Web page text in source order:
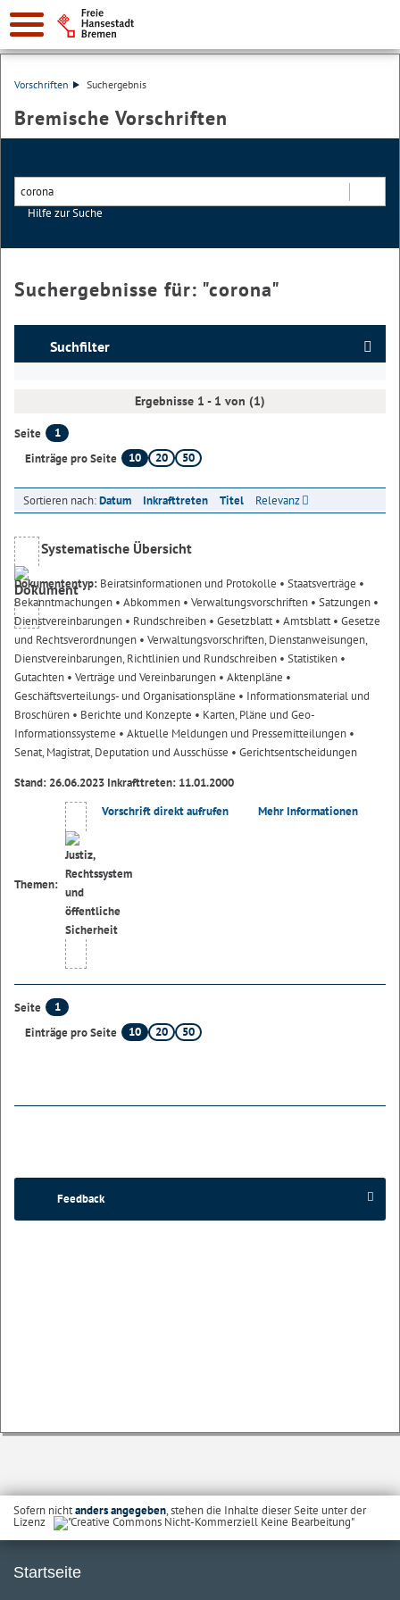
Vorschriften Suchergebnis
Bremische Vorschriften
Hilfe zur Suche
Suchergebnisse für: "corona"
Suchfilter
Ergebnisse 1 - 1 von (1)
Seite
1
Einträge pro Seite
10 20 50
Sortieren nach:Datum Inkrafttreten Titel Relevanz
Systematische Übersicht
Dokumententyp: Beiratsinformationen und Protokolle • Staatsverträge •
Bekanntmachungen • Abkommen • Verwaltungsvorschriften • Satzungen •
Dienstvereinbarungen • Rundschreiben • Gesetzblatt• Amtsblatt• Gesetze
und Rechtsverordnungen • Verwaltungsvorschriften, Dienstanweisungen,
Dienstvereinbarungen, Richtlinien und Rundschreiben • Statistiken •
Gutachten • Verträge und Vereinbarungen • Aktenpläne •
Geschäftsverteilungs- und Organisationspläne • Informationsmaterial und
Broschüren • Berichte und Konzepte • Karten, Pläne und Geo-
Informationssysteme • Aktuelle Meldungen und Pressemitteilungen •
Senat, Magistrat, Deputation und Ausschüsse • Gerichtsentscheidungen
Stand: 26.06.2023 Inkrafttreten: 11.01.2000
Themen:
Vorschrift direkt aufrufen Mehr Informationen
Seite
1
Einträge pro Seite
10 20 50
Feedback
Sofern nichtanders angegeben, stehen die Inhalte dieser Seite unter der
Lizenz
Startseite